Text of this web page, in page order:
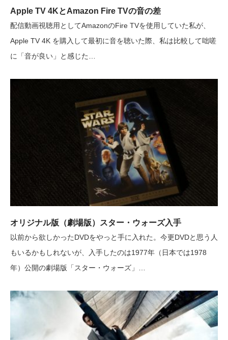
Apple TV 4KとAmazon Fire TVの音の差
配信動画視聴用としてAmazonのFire TVを使用していた私が、
Apple TV 4K を購入して最初に音を聴いた際、私は比較して咄嗟
に「音が良い」と感じた…
オリジナル版（劇場版）スター・ウォーズ入手
以前から欲しかったDVDをやっと手に入れた。今更DVDと思う人
もいるかもしれないが、入手したのは1977年（日本では1978
年）公開の劇場版「スター・ウォーズ」…